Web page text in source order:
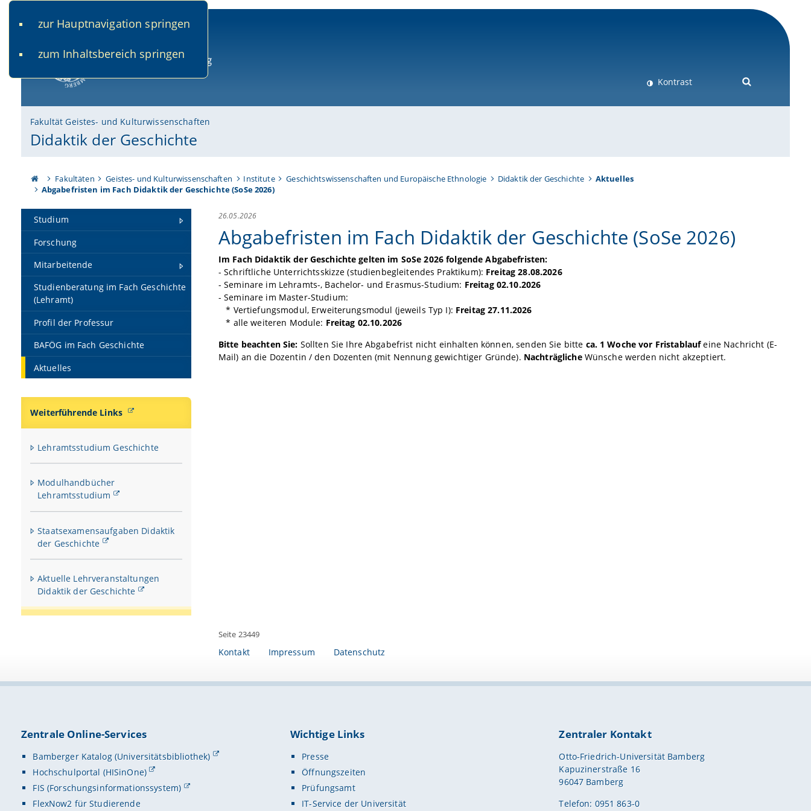
zur Hauptnavigation springen
zum Inhaltsbereich springen
Kontrast
Fakultät Geistes- und Kulturwissenschaften
Didaktik der Geschichte
Fakultäten Geistes- und Kulturwissenschaften Institute Geschichtswissenschaften und Europäische Ethnologie Didaktik der Geschichte
Aktuelles
Abgabefristen im Fach Didaktik der Geschichte (SoSe 2026)
Studium
Forschung
Mitarbeitende
Studienberatung im Fach Geschichte
(Lehramt)
Profil der Professur
BAFÖG im Fach Geschichte
Aktuelles
Weiterführende Links
Lehramtsstudium Geschichte
Modulhandbücher
Lehramtsstudium
Staatsexamensaufgaben Didaktik
der Geschichte
Aktuelle Lehrveranstaltungen
Didaktik der Geschichte
26.05.2026
Abgabefristen im Fach Didaktik der Geschichte (SoSe 2026)
Im Fach Didaktik der Geschichte gelten im SoSe 2026 folgende Abgabefristen:
- Schriftliche Unterrichtsskizze (studienbegleitendes Praktikum): Freitag 28.08.2026
- Seminare im Lehramts-, Bachelor- und Erasmus-Studium: Freitag 02.10.2026
- Seminare im Master-Studium:
* Vertiefungsmodul, Erweiterungsmodul (jeweils Typ I): Freitag 27.11.2026
* alle weiteren Module: Freitag 02.10.2026
Bitte beachten Sie: Sollten Sie Ihre Abgabefrist nicht einhalten können, senden Sie bitte ca. 1 Woche vor Fristablaufeine Nachricht (E-
Mail) an die Dozentin / den Dozenten (mit Nennung gewichtiger Gründe). Nachträgliche Wünsche werden nicht akzeptiert.
Seite 23449
Kontakt Impressum Datenschutz
Zentrale Online-Services
Bamberger Katalog (Universitätsbibliothek)
Hochschulportal (HISinOne)
FIS (Forschungsinformationssystem)
FlexNow2 für Studierende
Wichtige Links
Presse
Öffnungszeiten
Prüfungsamt
IT-Service der Universität
Zentraler Kontakt
Otto-Friedrich-Universität Bamberg
Kapuzinerstraße 16
96047 Bamberg
Telefon: 0951 863-0